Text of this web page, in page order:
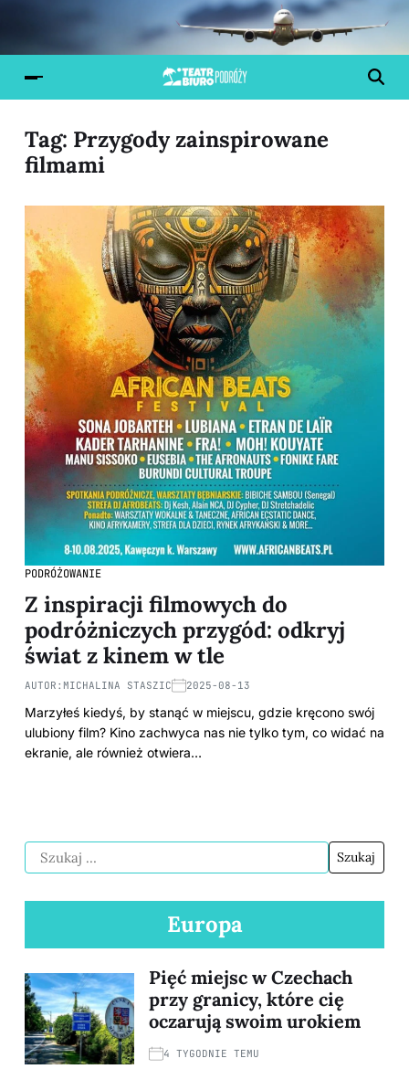
Tag: Przygody zainspirowane
filmami
PODRÓŻOWANIE
Z inspiracji filmowych do
podróżniczych przygód: odkryj
świat z kinem w tle
AUTOR: MICHALINA STASZIC 2025-08-13
Marzyłeś kiedyś, by stanąć w miejscu, gdzie kręcono swój
ulubiony film? Kino zachwyca nas nie tylko tym, co widać na
ekranie, ale również otwiera…
Europa
Pięć miejsc w Czechach
przy granicy, które cię
oczarują swoim urokiem
4 TYGODNIE TEMU